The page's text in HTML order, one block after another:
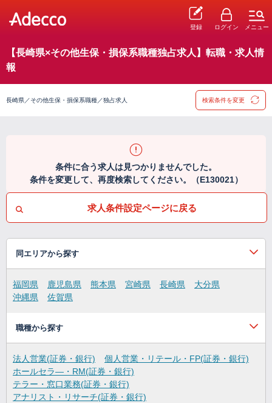
登録 ログイン メニュー
【長崎県×その他生保・損保系職種独占求人】転職・求人情
報
長崎県／その他生保・損保系職種／独占求人 検索条件を変更
条件に合う求人は見つかりませんでした。
条件を変更して、再度検索してください。（E130021）
求人条件設定ページに戻る
同エリアから探す
福岡県 鹿児島県 熊本県 宮崎県 長崎県
大分県
沖縄県
佐賀県
職種から探す
法人営業(証券・銀行)
個人営業・リテール・FP(証券・銀行)
ホールセラ―・RM(証券・銀行)
テラー・窓口業務(証券・銀行)
アナリスト・リサーチ(証券・銀行)